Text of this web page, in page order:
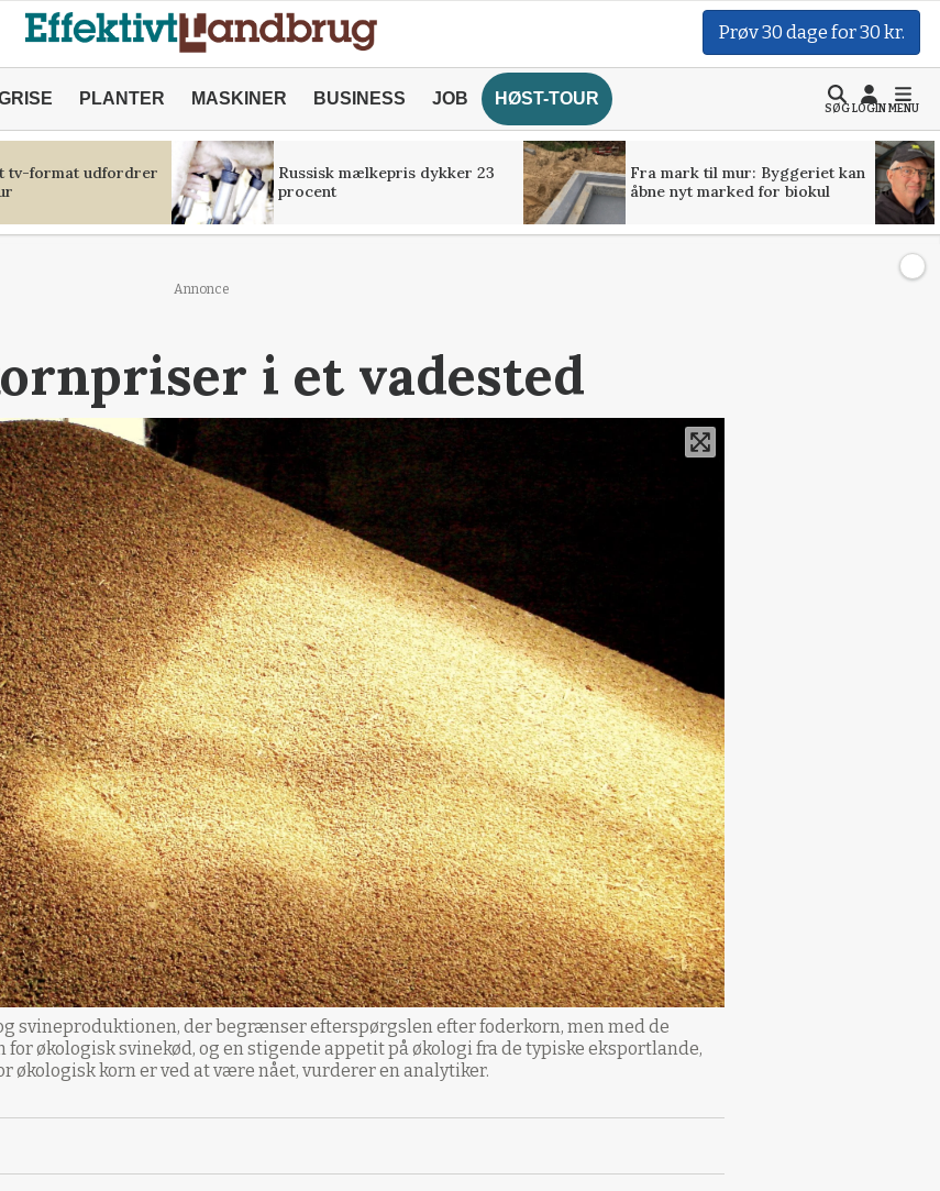
Prøv 30 dage for 30 kr.
PLANTER MASKINER BUSINESS JOB HØST-TOUR
SØGLOGINMENU
tv-format udfordrer
Russisk mælkepris dykker 23
procent
Fra mark til mur: Byggeriet kan
åbne nyt marked for biokul
Annonce
i et vadested
svineproduktionen, der begrænser efterspørgslen efter foderkorn, men med de
økologisk svinekød, og en stigende appetit på økologi fra de typiske eksportlande,
økologisk korn er ved at være nået, vurderer en analytiker.